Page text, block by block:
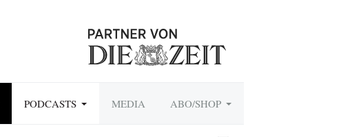
PODCASTS MEDIA ABO/SHOP